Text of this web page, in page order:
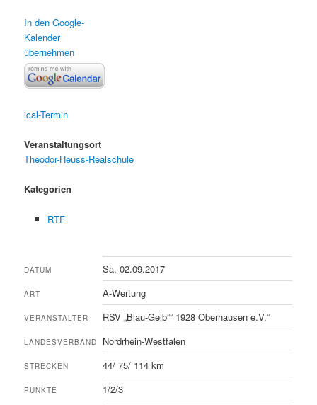
In den Google-
Kalender
übernehmen
ical-Termin
Veranstaltungsort
Theodor-Heuss-Realschule
Kategorien
RTF
DATUM Sa, 02.09.2017
ART A-Wertung
VERANSTALTER RSV „Blau-Gelb““ 1928 Oberhausen e.V.“
LANDESVERBAND Nordrhein-Westfalen
STRECKEN 44/ 75/ 114 km
PUNKTE 1/2/3